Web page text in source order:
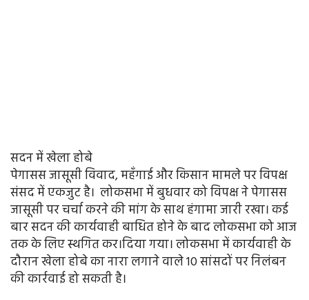
सदन में खेला होबे
पेगासस जासूसी विवाद, महँगाई और किसान मामले पर विपक्ष
संसद में एकजुट है। लोकसभा में बुधवार को विपक्ष ने पेगासस
जासूसी पर चर्चा करने की मांग के साथ हंगामा जारी रखा। कई
बार सदन की कार्यवाही बाधित होने के बाद लोकसभा को आज
तक के लिए स्थगित कर।दिया गया। लोकसभा में कार्यवाही के
दौरान खेला होबे का नारा लगाने वाले 10 सांसदों पर निलंबन
की कार्रवाई हो सकती है।